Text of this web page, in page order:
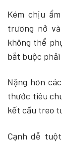
Kém chịu
trương nở
không thể
bắt buộc phải
Nặng hơn
thước tiêu
kết cấu treo
Cạnh dễ